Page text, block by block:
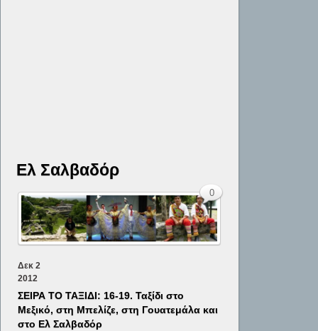
Ελ Σαλβαδόρ
Δεκ 2
2012
ΣΕΙΡΑ ΤΟ ΤΑΞΙΔΙ: 16-19. Ταξίδι στο
Μεξικό, στη Μπελίζε, στη Γουατεμάλα και
στο Ελ Σαλβαδόρ
0